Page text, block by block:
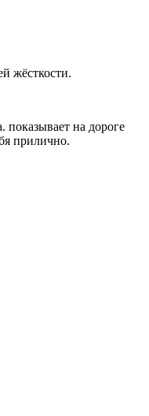
жёсткости.
показывает на дороге
прилично.